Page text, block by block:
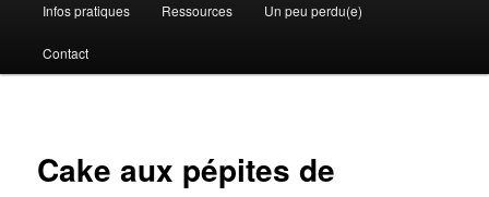
Infos pratiques Ressources Un peu perdu(e)
Contact
Cake aux pépites de